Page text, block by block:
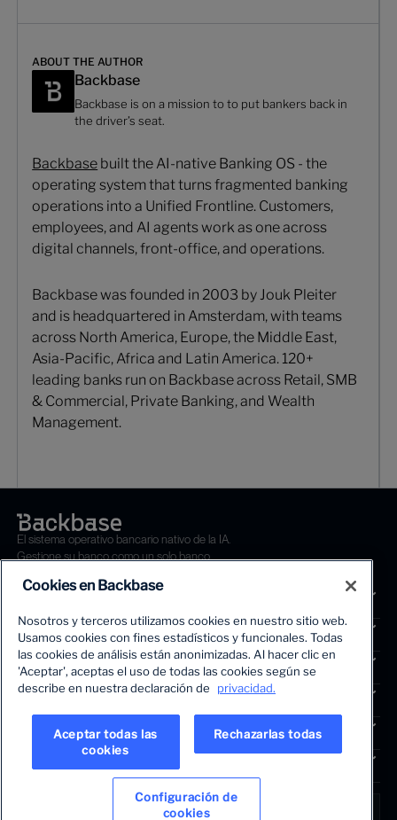
ABOUT THE AUTHOR
Backbase
Backbase is on a mission to to put bankers back in
the driver’s seat.
Backbase built the AI-native Banking OS - the
operating system that turns fragmented banking
operations into a Unified Frontline. Customers,
employees, and AI agents work as one across
digital channels, front-office, and operations.
Backbase was founded in 2003 by Jouk Pleiter
and is headquartered in Amsterdam, with teams
across North America, Europe, the Middle East,
Asia-Pacific, Africa and Latin America. 120+
leading banks run on Backbase across Retail, SMB
& Commercial, Private Banking, and Wealth
Management.
El sistema operativo bancario nativo de la IA.
Gestione su banco como un solo banco.
PLATAFORMA
SOLUCIONES
SEGMENTOS
SERVICIOS
PERSPECTIVAS
Cookies en Backbase
Nosotros y terceros utilizamos cookies en nuestro sitio web.
Usamos cookies con fines estadísticos y funcionales. Todas
las cookies de análisis están anonimizadas. Al hacer clic en
'Aceptar', aceptas el uso de todas las cookies según se
describe en nuestra declaración de
privacidad.
Aceptar todas las
cookies
Rechazarlas todas
Configuración de
cookies